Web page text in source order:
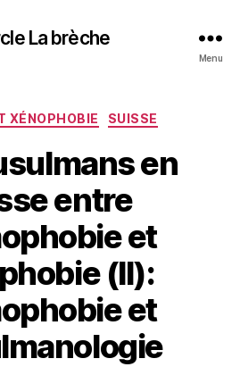
La brèche
Menu
Catégories
XÉNOPHOBIE SUISSE
en
entre
et
(II):
et